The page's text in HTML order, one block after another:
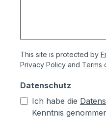
This site is protected by
Privacy Policy and Terms
Datenschutz
Ich habe die
Kenntnis